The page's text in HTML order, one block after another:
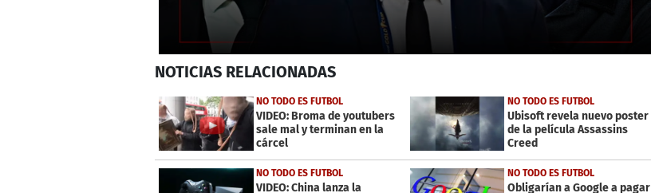
seconds
17
minutes,
59
secondsVolume
0%
NOTICIAS RELACIONADAS
NO TODO ES FUTBOL
VIDEO: Broma de youtubers
sale mal y terminan en la
cárcel
NO TODO ES FUTBOL
Ubisoft revela nuevo poster
de la película Assassins
Creed
NO TODO ES FUTBOL
VIDEO: China lanza la
NO TODO ES FUTBOL
Obligarían a Google a pagar